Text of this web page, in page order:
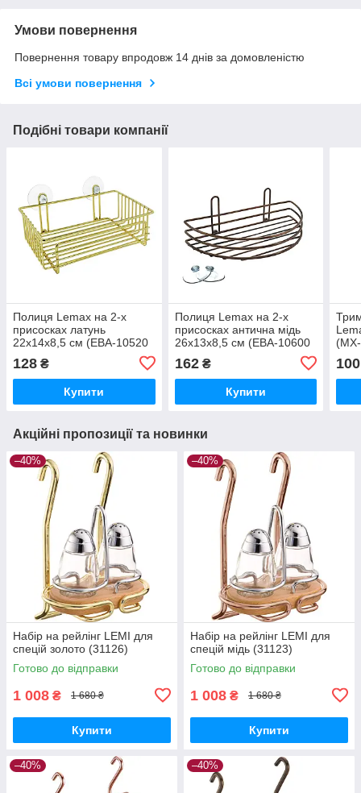
Умови повернення
Повернення товару впродовж 14 днів за домовленістю
Всі умови повернення
Подібні товари компанії
Полиця Lemax на 2-х
присосках латунь
22x14x8,5 см (EBA-10520
128 ₴
Купити
Полиця Lemax на 2-х
присосках антична мідь
26x13x8,5 см (EBA-10600
162₴
Купити
100
Акційні пропозиції та новинки
–40%
Набір на рейлінг LEMI для
спецій золото (31126)
Готово до відправки
1 008 ₴ 1 680 ₴
Купити
–40%
Набір на рейлінг LEMI для
спецій мідь (31123)
Готово до відправки
1 008 ₴ 1 680 ₴
Купити
–40% –40%